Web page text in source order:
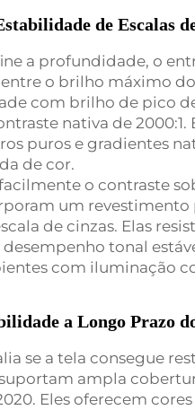
de Escalas
a profundidade, o
o brilho máximo
com brilho de pico
nativa de
puros e gradientes
de cor.
o contraste
um revestimento
de cinzas. Elas
tonal
com iluminação
a Longo Prazo
se a tela consegue
ampla
Eles oferecem